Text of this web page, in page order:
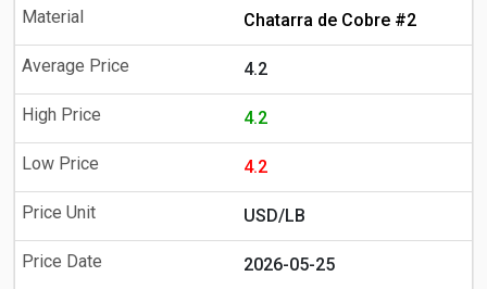
Chatarra de Cobre #2
4.2
4.2
4.2
USD/LB
2026-05-25